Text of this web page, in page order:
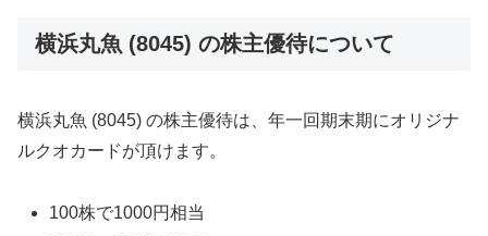
横浜丸魚 (8045) の株主優待について
横浜丸魚 (8045) の株主優待は、年一回期末期にオリジナ
ルクオカードが頂けます。
100株で1000円相当